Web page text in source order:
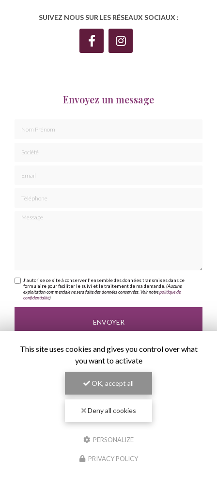
SUIVEZ NOUS SUR LES RÉSEAUX SOCIAUX :
Envoyez un message
Message
J'autorise ce site à conserver l'ensemble des données transmises dans ce
formulaire pour faciliter le suivi et le traitement de ma demande.(Aucune
exploitation commerciale ne sera faite des données conservées. Voir notrepolitique de
confidentialité)
This site uses cookies and gives you control over what
you want to activate
OK, accept all
Deny all cookies
PERSONALIZE
PRIVACY POLICY